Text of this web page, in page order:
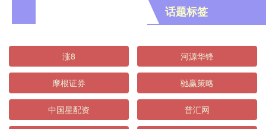
话题标签
涨8 河源华锋
摩根证券 驰赢策略
中国星配资 普汇网